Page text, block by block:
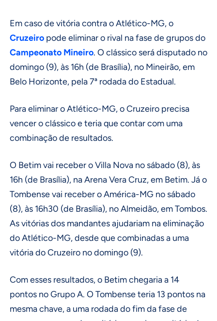
Em caso de vitória contra o Atlético-MG, o
Cruzeiro pode eliminar o rival na fase de grupos do
Campeonato Mineiro. O clássico será disputado no
domingo (9), às 16h (de Brasília), no Mineirão, em
Belo Horizonte, pela 7ª rodada do Estadual.
Para eliminar o Atlético-MG, o Cruzeiro precisa
vencer o clássico e teria que contar com uma
combinação de resultados.
O Betim vai receber o Villa Nova no sábado (8), às
16h (de Brasília), na Arena Vera Cruz, em Betim. Já o
Tombense vai receber o América-MG no sábado
(8), às 16h30 (de Brasília), no Almeidão, em Tombos.
As vitórias dos mandantes ajudariam na eliminação
do Atlético-MG, desde que combinadas a uma
vitória do Cruzeiro no domingo (9).
Com esses resultados, o Betim chegaria a 14
pontos no Grupo A. O Tombense teria 13 pontos na
mesma chave, a uma rodada do fim da fase de